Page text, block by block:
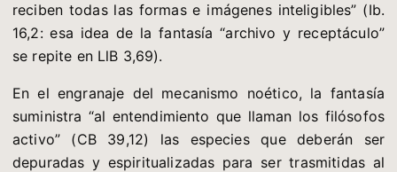
reciben todas las formas e imágenes inteligibles” (Ib.
16,2: esa idea de la fantasía “archivo y receptáculo”
se repite en LlB 3,69).
En el engranaje del mecanismo noético, la fantasía
suministra “al entendimiento que llaman los filósofos
activo” (CB 39,12) las especies que deberán ser
depuradas y espiritualizadas para ser trasmitidas al